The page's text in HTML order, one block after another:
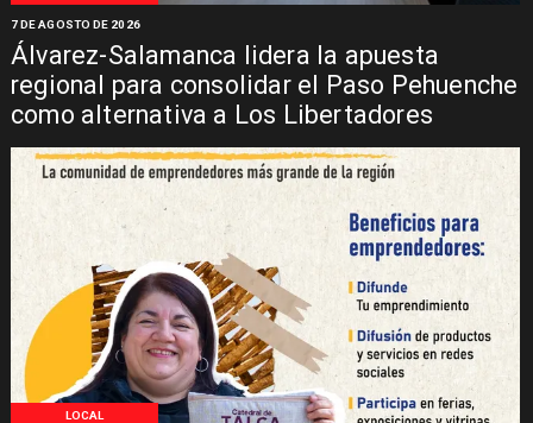
Álvarez-Salamanca lidera la apuesta
regional para consolidar el Paso Pehuenche
como alternativa a Los Libertadores
7 DE AGOSTO DE 2026
LOCAL